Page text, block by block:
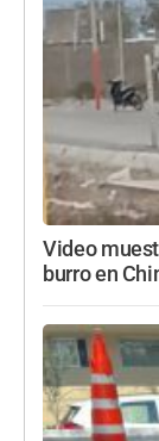
Video
burro en